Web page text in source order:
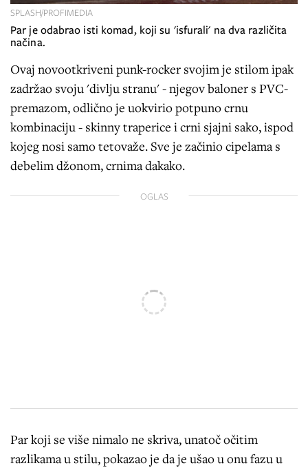
Par je odabrao isti komad, koji su 'isfurali' na dva različita
načina.
SPLASH/PROFIMEDIA
Ovaj novootkriveni punk-rocker svojim je stilom ipak
zadržao svoju 'divlju stranu' - njegov baloner s PVC-
premazom, odlično je uokvirio potpuno crnu
kombinaciju - skinny traperice i crni sjajni sako, ispod
kojeg nosi samo tetovaže. Sve je začinio cipelama s
debelim džonom, crnima dakako.
OGLAS
Par koji se više nimalo ne skriva, unatoč očitim
razlikama u stilu, pokazao je da je ušao u onu fazu u